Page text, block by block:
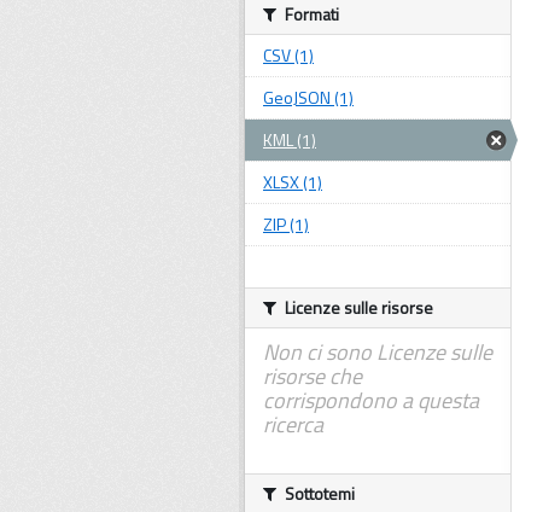
Formati
CSV (1)
GeoJSON (1)
KML (1)
XLSX (1)
ZIP (1)
Licenze sulle risorse
Non ci sono Licenze sulle
risorse che
corrispondono a questa
ricerca
Sottotemi